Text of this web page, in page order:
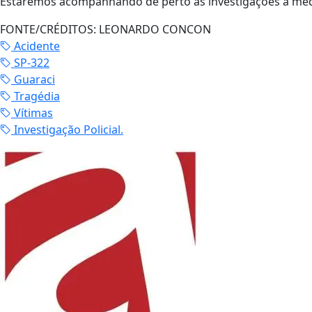
FONTE/CRÉDITOS: LEONARDO CONCON
Acidente
SP-322
Guaraci
Tragédia
Vítimas
Investigação Policial.